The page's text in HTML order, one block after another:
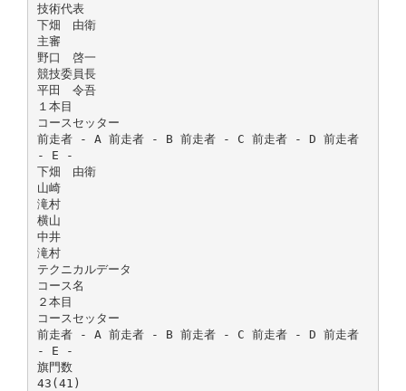
技術代表
下畑 由衛
主審
野口 啓一
競技委員長
平田 令吾
１本目
コースセッター
前走者 - A 前走者 - B 前走者 - C 前走者 - D 前走者
- E -
下畑 由衛
山崎
滝村
横山
中井
滝村
テクニカルデータ
コース名
２本目
コースセッター
前走者 - A 前走者 - B 前走者 - C 前走者 - D 前走者
- E -
旗門数
43(41)